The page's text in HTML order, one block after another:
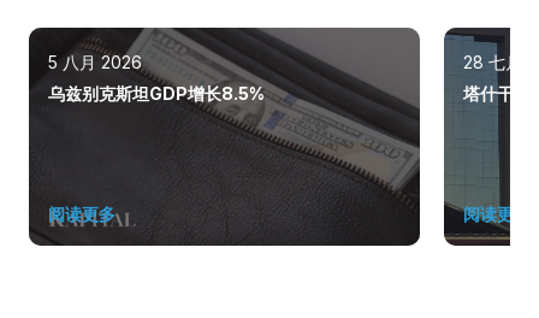
5 八月 2026
乌兹别克斯坦GDP增长8.5%
阅读更多
28 七月
塔什干巩
阅读更多